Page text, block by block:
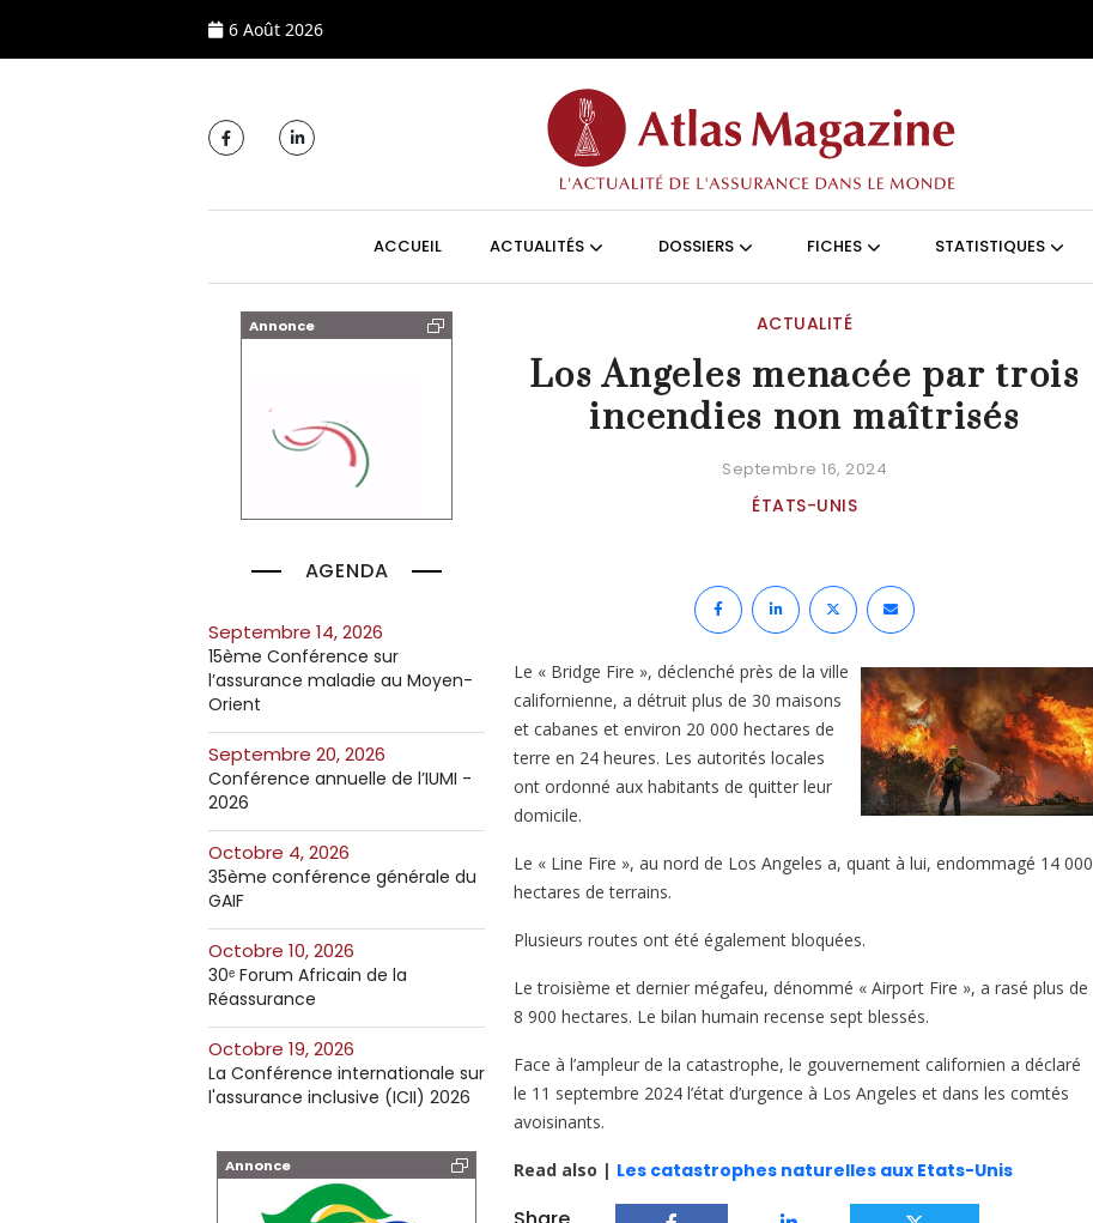
6 Août 2026
ACCUEIL ACTUALITÉS DOSSIERS FICHES STATISTIQUES
Annonce
AGENDA
septembre 14, 2026
15ème Conférence sur
l’assurance maladie au Moyen-
Orient
septembre 20, 2026
Conférence annuelle de l’IUMI -
2026
octobre 4, 2026
35ème conférence générale du
GAIF
octobre 10, 2026
30ᵉ Forum Africain de la
Réassurance
octobre 19, 2026
La Conférence internationale sur
l'assurance inclusive (ICII) 2026
Annonce
ACTUALITÉ
Los Angeles menacée par trois
incendies non maîtrisés
Septembre 16, 2024
ÉTATS-UNIS
Le « Bridge Fire », déclenché près de la ville
californienne, a détruit plus de 30 maisons
et cabanes et environ 20 000 hectares de
terre en 24 heures. Les autorités locales
ont ordonné aux habitants de quitter leur
domicile.
Le « Line Fire », au nord de Los Angeles a, quant à lui, endommagé 14 000
hectares de terrains.
Plusieurs routes ont été également bloquées.
Le troisième et dernier mégafeu, dénommé « Airport Fire », a rasé plus de
8 900 hectares. Le bilan humain recense sept blessés.
Face à l’ampleur de la catastrophe, le gouvernement californien a déclaré
le 11 septembre 2024 l’état d’urgence à Los Angeles et dans les comtés
avoisinants.
Read also | Les catastrophes naturelles aux Etats-Unis